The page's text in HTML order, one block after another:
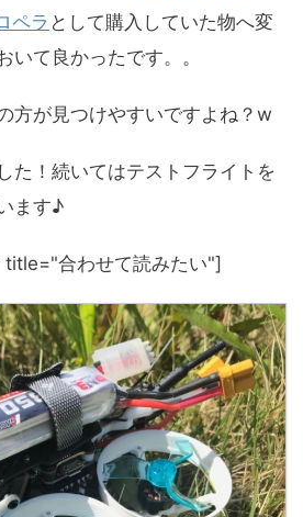
ペラ として購入していた物へ変
いて良かったです。。
方が見つけやすいですよね？w
た！続いてはテストフライトを
ます♪
合わせて読みたい"]